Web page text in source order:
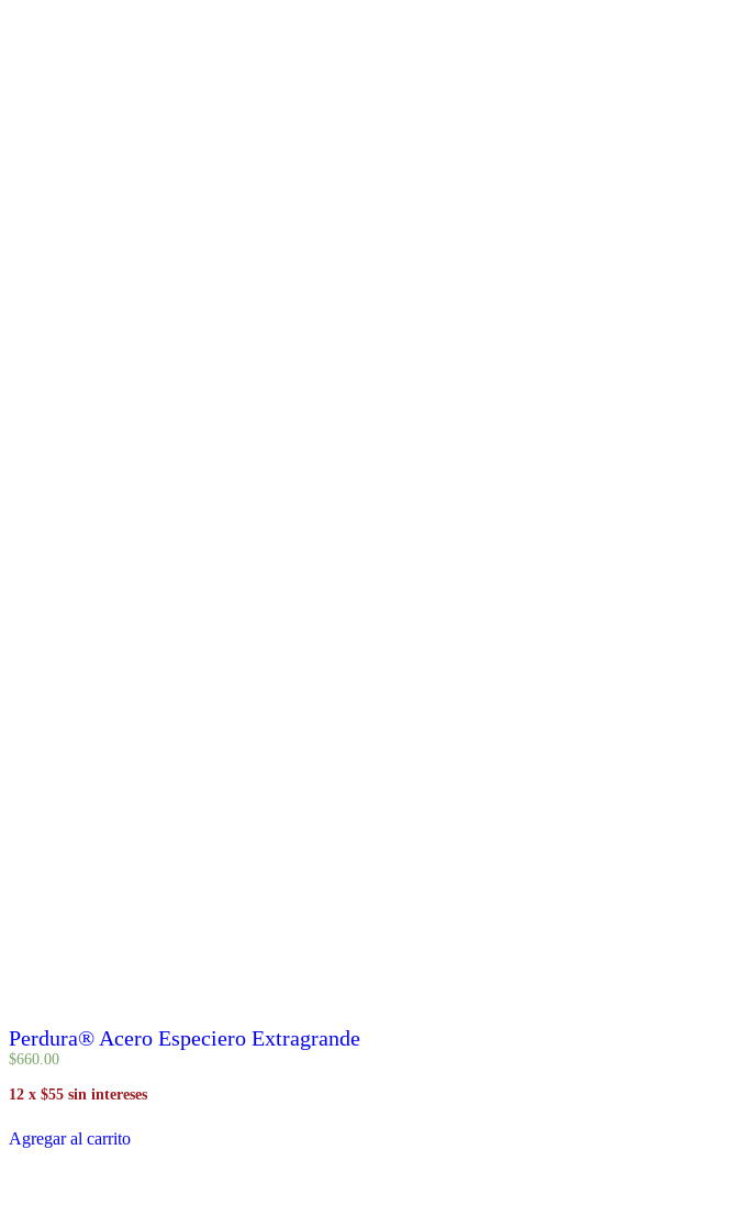
Perdura® Acero Especiero Extragrande
$660.00
12 x $55 sin intereses
Agregar al carrito